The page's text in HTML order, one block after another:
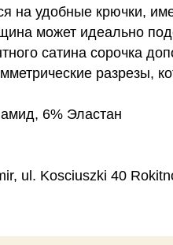
на удобные крючки,
может идеально
сатина сорочка
разрезы,
6% Эластан
ul. Kosciuszki 40